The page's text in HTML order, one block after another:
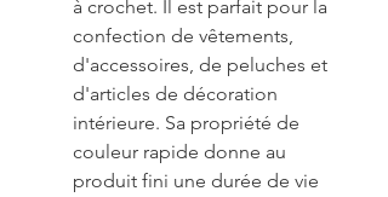
à crochet. Il est parfait pour la
confection de vêtements,
d'accessoires, de peluches et
d'articles de décoration
intérieure. Sa propriété de
couleur rapide donne au
produit fini une durée de vie